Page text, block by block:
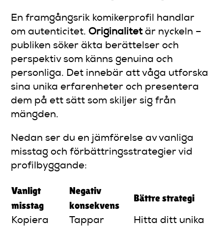
En framgångsrik komikerprofil handlar
om autenticitet. Originalitetär nyckeln –
publiken söker äkta berättelser och
perspektiv som känns genuina och
personliga. Det innebär att våga utforska
sina unika erfarenheter och presentera
dem på ett sätt som skiljer sig från
mängden.
Nedan ser du en jämförelse av vanliga
misstag och förbättringsstrategier vid
profilbyggande:
Vanligt
misstag
Negativ
konsekvens
Bättre strategi
Kopiera
Tappar
Hitta ditt unika